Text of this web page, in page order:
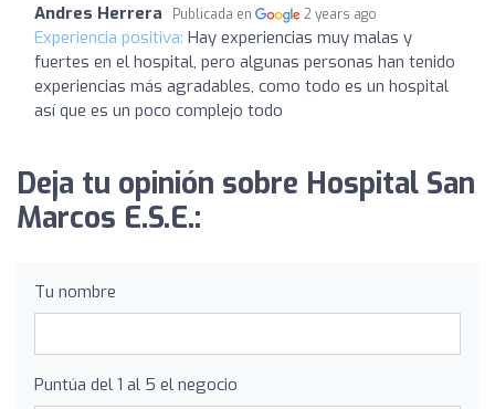
Andres Herrera Publicada en 2 years ago
Experiencia positiva: Hay experiencias muy malas y
fuertes en el hospital, pero algunas personas han tenido
experiencias más agradables, como todo es un hospital
así que es un poco complejo todo
Deja tu opinión sobre Hospital San
Marcos E.S.E.:
Tu nombre
Puntúa del 1 al 5 el negocio